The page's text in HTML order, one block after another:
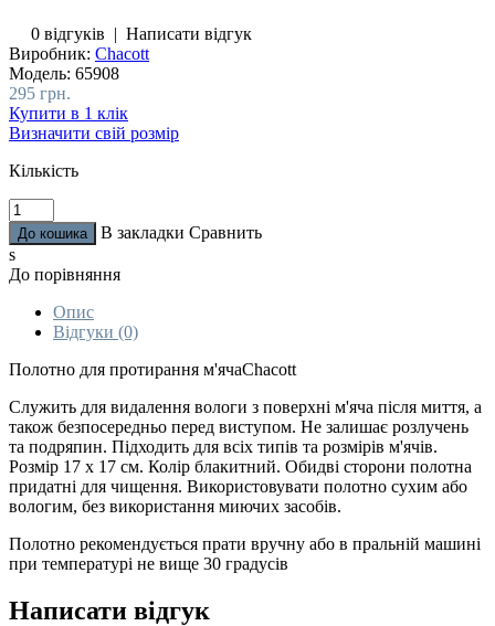
0 відгуків | Написати відгук
Виробник: Chacott
Модель: 65908
295 грн.
Купити в 1 клік
Визначити свій розмір
Кількість
В закладки Сравнить
s
До порівняння
Опис
Відгуки (0)
Полотно для протирання м'ячаChacott
Служить для видалення вологи з поверхні м'яча після миття, а
також безпосередньо перед виступом. Не залишає розлучень
та подряпин. Підходить для всіх типів та розмірів м'ячів.
Розмір 17 х 17 см. Колір блакитний. Обидві сторони полотна
придатні для чищення. Використовувати полотно сухим або
вологим, без використання миючих засобів.
Полотно рекомендується прати вручну або в пральній машині
при температурі не вище 30 градусів
Написати відгук